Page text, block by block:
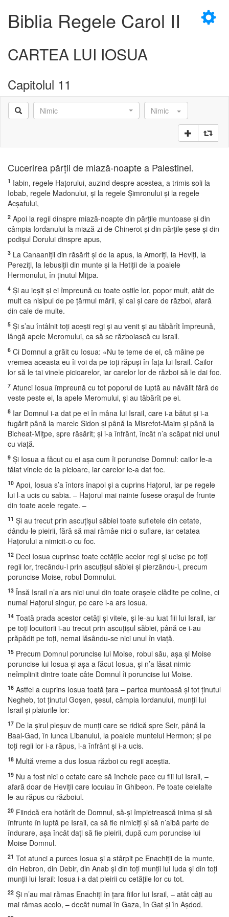
×
Biblia Regele Carol II
CARTEA LUI IOSUA
Capitolul 11
Nimic Nimic
Cucerirea părţii de miază-noapte a Palestinei.
1 Iabin, regele Haţorului, auzind despre acestea, a trimis soli la
Iobab, regele Madonului, şi la regele Şimronului şi la regele
Acşafului,
2 Apoi la regii dinspre miază-noapte din părţile muntoase şi din
câmpia Iordanului la miază-zi de Chinerot şi din părţile şese şi din
podişul Dorului dinspre apus,
3 La Canaaniţii din răsărit şi de la apus, la Amoriţi, la Heviţi, la
Pereziţi, la Iebusiţii din munte şi la Hetiţii de la poalele
Hermonului, în ţinutul Miţpa.
4 Şi au ieşit şi ei împreună cu toate oştile lor, popor mult, atât de
mult ca nisipul de pe ţărmul mării, şi cai şi care de război, afară
din cale de multe.
5 Şi s’au întâlnit toţi aceşti regi şi au venit şi au tăbărît împreună,
lângă apele Meromului, ca să se războiască cu Israil.
6 Ci Domnul a grăit cu Iosua: «Nu te teme de ei, că mâine pe
vremea aceasta eu îi voi da pe toţi răpuşi în faţa lui Israil. Cailor
lor să le tai vinele picioarelor, iar carelor lor de război să le dai foc.
7 Atunci Iosua împreună cu tot poporul de luptă au năvălit fără de
veste peste ei, la apele Meromului, şi au tăbărît pe ei.
8 Iar Domnul i-a dat pe ei în mâna lui Israil, care i-a bătut şi i-a
fugărit până la marele Sidon şi până la Misrefot-Maim şi până la
Bicheat-Miţpe, spre răsărit; şi i-a înfrânt, încât n’a scăpat nici unul
cu viaţă.
9 Şi Iosua a făcut cu ei aşa cum îi poruncise Domnul: cailor le-a
tăiat vinele de la picioare, iar carelor le-a dat foc.
10 Apoi, Iosua s’a întors înapoi şi a cuprins Haţorul, iar pe regele
lui l-a ucis cu sabia. – Haţorul mai nainte fusese oraşul de frunte
din toate acele regate. –
11 Şi au trecut prin ascuţişul săbiei toate sufletele din cetate,
dându-le pieirii, fără să mai rămâe nici o suflare, iar cetatea
Haţorului a nimicit-o cu foc.
12 Deci Iosua cuprinse toate cetăţile acelor regi şi ucise pe toţi
regii lor, trecându-i prin ascuţişul săbiei şi pierzându-i, precum
poruncise Moise, robul Domnului.
13 Însă Israil n’a ars nici unul din toate oraşele clădite pe coline, ci
numai Haţorul singur, pe care l-a ars Iosua.
14 Toată prada acestor cetăţi şi vitele, şi le-au luat fiii lui Israil, iar
pe toţi locuitorii i-au trecut prin ascuţişul săbiei, până ce i-au
prăpădit pe toţi, nemai lăsându-se nici unul în viaţă.
15 Precum Domnul poruncise lui Moise, robul său, aşa şi Moise
poruncise lui Iosua şi aşa a făcut Iosua, şi n’a lăsat nimic
neîmplinit dintre toate câte Domnul îi poruncise lui Moise.
16 Astfel a cuprins Iosua toată ţara – partea muntoasă şi tot ţinutul
Negheb, tot ţinutul Goşen, şesul, câmpia Iordanului, munţii lui
Israil şi plaiurile lor:
17 De la şirul pleşuv de munţi care se ridică spre Seir, până la
Baal-Gad, în lunca Libanului, la poalele muntelui Hermon; şi pe
toţi regii lor i-a răpus, i-a înfrânt şi i-a ucis.
18 Multă vreme a dus Iosua război cu regii aceştia.
19 Nu a fost nici o cetate care să încheie pace cu fiii lui Israil, –
afară doar de Heviţii care locuiau în Ghibeon. Pe toate celelalte
le-au răpus cu războiul.
20 Fiindcă era hotărît de Domnul, să-şi împietrească inima şi să
înfrunte în luptă pe Israil, ca să fie nimiciţi şi să n’aibă parte de
îndurare, aşa încât daţi să fie pieirii, după cum poruncise lui
Moise Domnul.
21 Tot atunci a purces Iosua şi a stârpit pe Enachiţii de la munte,
din Hebron, din Debir, din Anab şi din toţi munţii lui Iuda şi din toţi
munţii lui Israil: Iosua i-a dat pieirii cu cetăţile lor cu tot.
22 Şi n’au mai rămas Enachiţi în ţara fiilor lui Israil, – atât câţi au
mai rămas acolo, – decât numai în Gaza, în Gat şi în Aşdod.